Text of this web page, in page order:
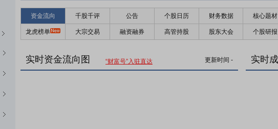
资金流向 千股千评 公告 个股日历 财务数据 核心题材
龙虎榜单 大宗交易 融资融券 高管持股 股东大会 个股研报
实时资金流向图 “财富号”入驻直达 更新时间 - 实时